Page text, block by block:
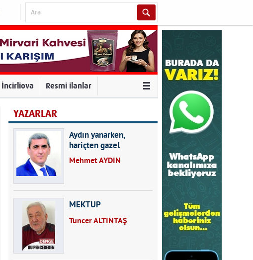
İncirliova Resmi ilanlar
YAZARLAR
Aydın yanarken,
hariçten gazel
okuyarak kalpleri de
Mehmet AYDIN
MEKTUP
Tuncer ALTINTAŞ